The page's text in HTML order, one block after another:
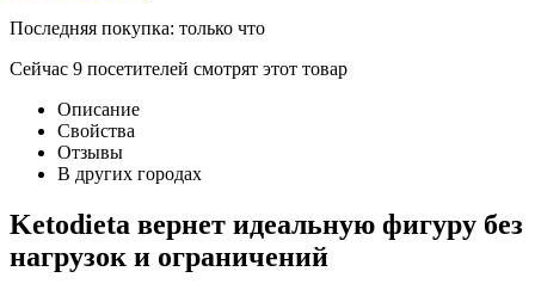
Последняя покупка: только что
Сейчас 9 посетителей смотрят этот товар
Описание
Свойства
Отзывы
В других городах
Ketodieta вернет идеальную фигуру без
нагрузок и ограничений